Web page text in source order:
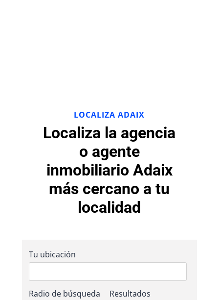
LOCALIZA ADAIX
Localiza la agencia
o agente
inmobiliario Adaix
más cercano a tu
localidad
Tu ubicación
Radio de búsqueda Resultados